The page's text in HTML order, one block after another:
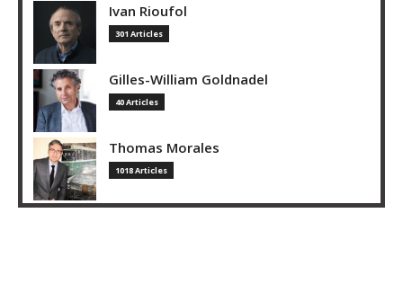
Ivan Rioufol
301 Articles
Gilles-William Goldnadel
40 Articles
Thomas Morales
1018 Articles